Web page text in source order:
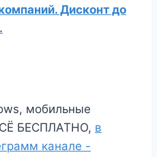
Дисконт до
мобильные
БЕСПЛАТНО, в
канале -